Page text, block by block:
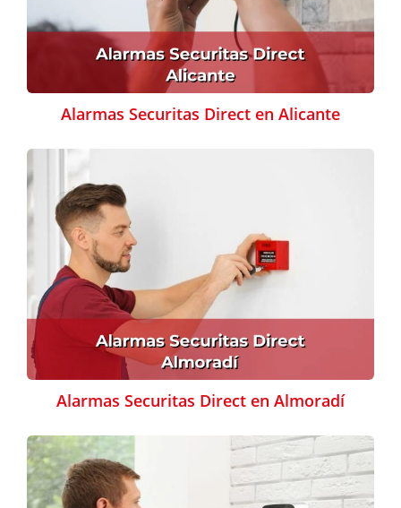
Alarmas Securitas Direct en Alicante
Alarmas Securitas Direct en Almoradí